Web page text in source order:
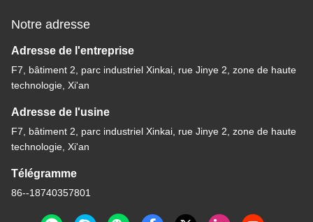
Notre adresse
Adresse de l'entreprise
F7, bâtiment 2, parc industriel Xinkai, rue Jinye 2, zone de haute
technologie, Xi'an
Adresse de l'usine
F7, bâtiment 2, parc industriel Xinkai, rue Jinye 2, zone de haute
technologie, Xi'an
Télégramme
86--18740357801